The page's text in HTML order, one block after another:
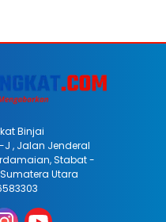
Binjai
J , Jalan Jenderal
Stabat -
Utara